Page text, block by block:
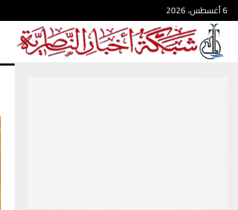
6 أغسطس، 2026